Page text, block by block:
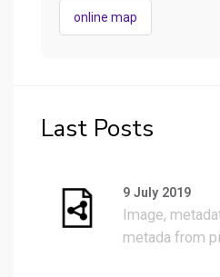
online map
Last Posts
9 July 2019
Image,
metada from